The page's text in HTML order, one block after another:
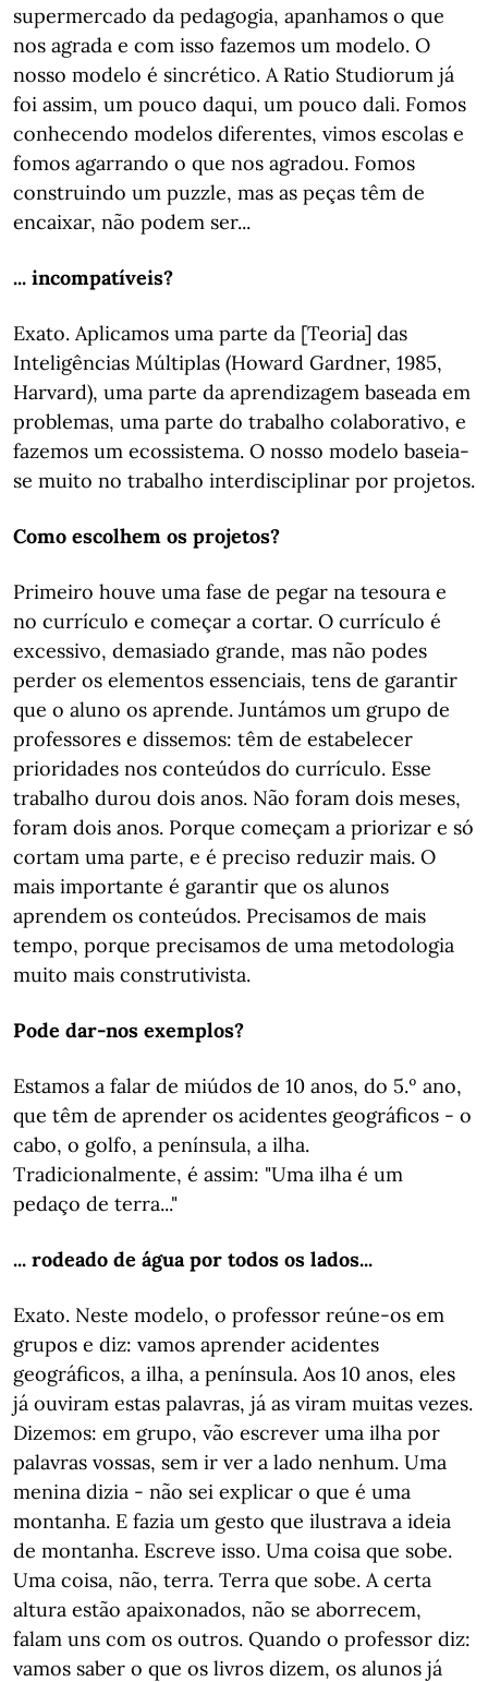
supermercado da pedagogia, apanhamos o que
nos agrada e com isso fazemos um modelo. O
nosso modelo é sincrético. A Ratio Studiorum já
foi assim, um pouco daqui, um pouco dali. Fomos
conhecendo modelos diferentes, vimos escolas e
fomos agarrando o que nos agradou. Fomos
construindo um puzzle, mas as peças têm de
encaixar, não podem ser...
... incompatíveis?
Exato. Aplicamos uma parte da [Teoria] das
Inteligências Múltiplas (Howard Gardner, 1985,
Harvard), uma parte da aprendizagem baseada em
problemas, uma parte do trabalho colaborativo, e
fazemos um ecossistema. O nosso modelo baseia-
se muito no trabalho interdisciplinar por projetos.
Como escolhem os projetos?
Primeiro houve uma fase de pegar na tesoura e
no currículo e começar a cortar. O currículo é
excessivo, demasiado grande, mas não podes
perder os elementos essenciais, tens de garantir
que o aluno os aprende. Juntámos um grupo de
professores e dissemos: têm de estabelecer
prioridades nos conteúdos do currículo. Esse
trabalho durou dois anos. Não foram dois meses,
foram dois anos. Porque começam a priorizar e só
cortam uma parte, e é preciso reduzir mais. O
mais importante é garantir que os alunos
aprendem os conteúdos. Precisamos de mais
tempo, porque precisamos de uma metodologia
muito mais construtivista.
Pode dar-nos exemplos?
Estamos a falar de miúdos de 10 anos, do 5.º ano,
que têm de aprender os acidentes geográficos - o
cabo, o golfo, a península, a ilha.
Tradicionalmente, é assim: "Uma ilha é um
pedaço de terra..."
... rodeado de água por todos os lados...
Exato. Neste modelo, o professor reúne-os em
grupos e diz: vamos aprender acidentes
geográficos, a ilha, a península. Aos 10 anos, eles
já ouviram estas palavras, já as viram muitas vezes.
Dizemos: em grupo, vão escrever uma ilha por
palavras vossas, sem ir ver a lado nenhum. Uma
menina dizia - não sei explicar o que é uma
montanha. E fazia um gesto que ilustrava a ideia
de montanha. Escreve isso. Uma coisa que sobe.
Uma coisa, não, terra. Terra que sobe. A certa
altura estão apaixonados, não se aborrecem,
falam uns com os outros. Quando o professor diz:
vamos saber o que os livros dizem, os alunos já